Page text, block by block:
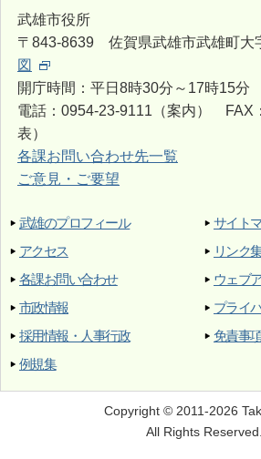
武雄市役所
〒843-8639 佐賀県武雄市武雄町大
図
開庁時間：平日8時30分～17時15分
電話：0954-23-9111（案内） FAX
表）
各課お問い合わせ先一覧
ご意見・ご要望
武雄のプロフィール
アクセス
各課お問い合わせ
市政情報
採用情報・人事行政
例規集
サイト
リンク
ウェブ
プライ
免責事
Copyright © 2011-2026
All Rights Reserved.